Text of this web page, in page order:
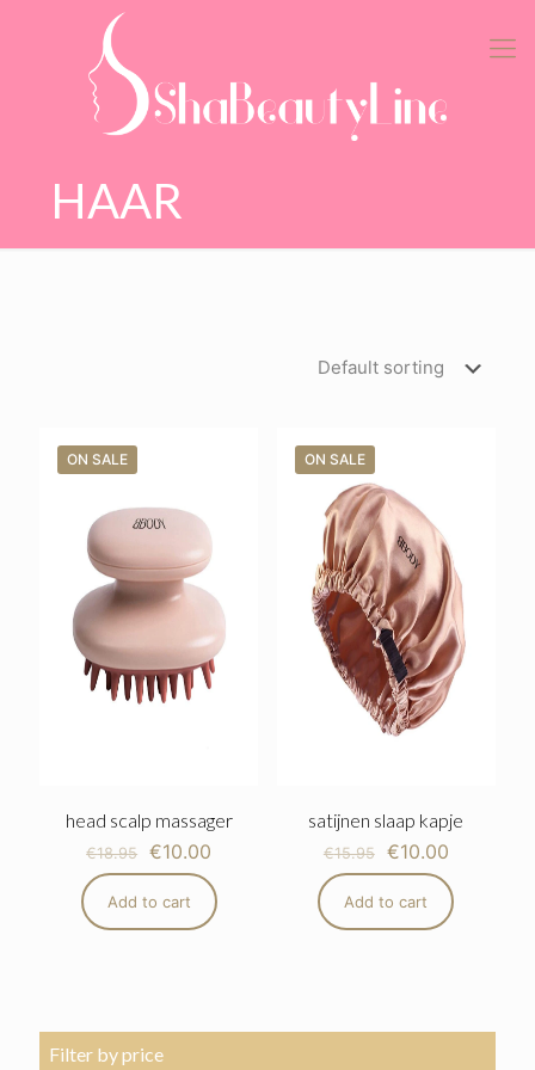
HAAR
ON SALE
head scalp massager
€18.95 €10.00
Add to cart
ON SALE
satijnen slaap kapje
€15.95 €10.00
Add to cart
Filter by price